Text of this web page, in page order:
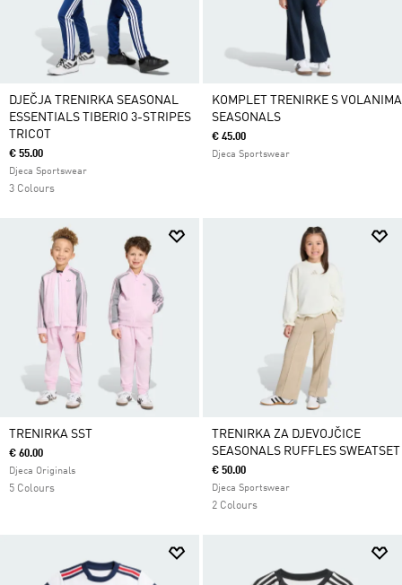
DJEČJA TRENIRKA SEASONAL
ESSENTIALS TIBERIO 3-STRIPES
TRICOT
€ 55.00
Djeca Sportswear
3 Colours
KOMPLET TRENIRKE S VOLANIMA
SEASONALS
€ 45.00
Djeca Sportswear
TRENIRKA SST
€ 60.00
Djeca Originals
5 Colours
TRENIRKA ZA DJEVOJČICE
SEASONALS RUFFLES SWEATSET
€ 50.00
Djeca Sportswear
2 Colours